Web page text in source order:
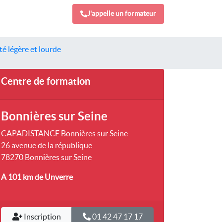
J'appelle un formateur
légère et lourde
Centre de formation
Bonnières sur Seine
CAPADISTANCE Bonnières sur Seine
26 avenue de la république
78270 Bonnières sur Seine
A 101 kmde Unverre
Inscription 01 42 47 17 17